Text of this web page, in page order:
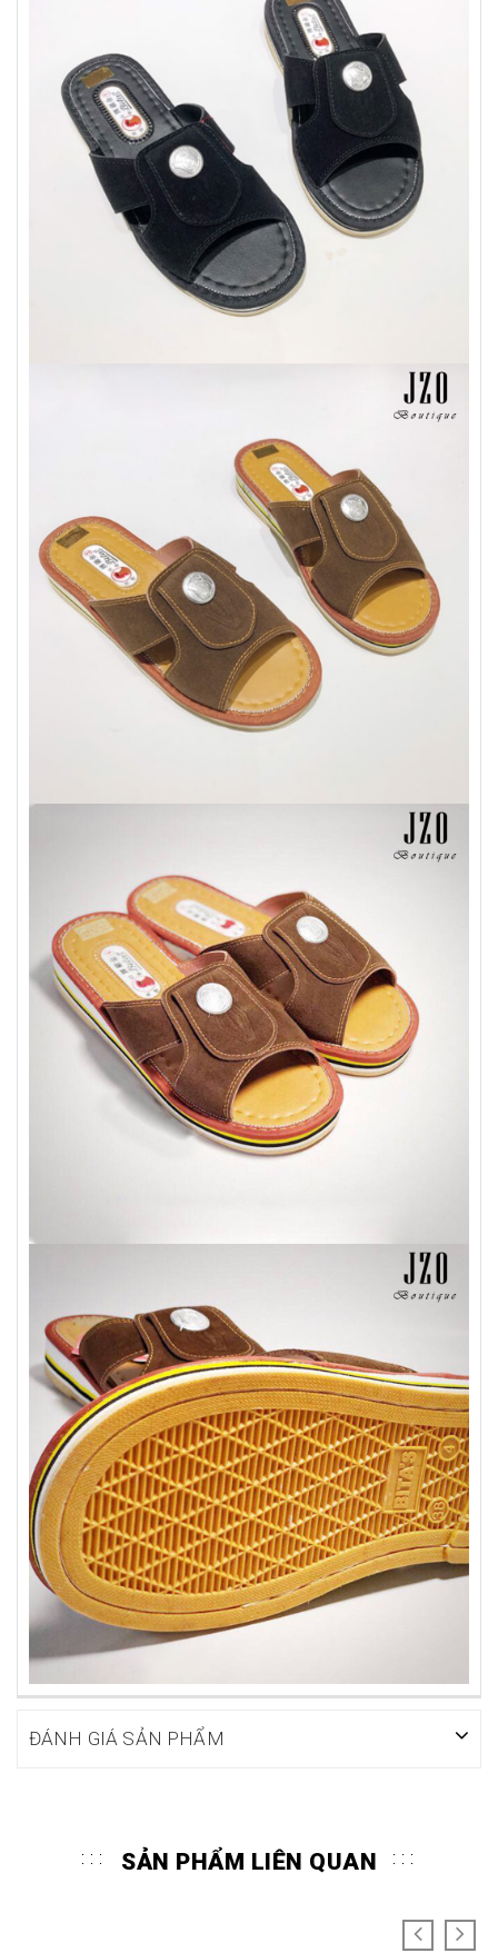
ĐÁNH GIÁ SẢN PHẨM
SẢN PHẨM LIÊN QUAN